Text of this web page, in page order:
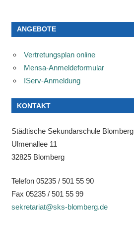
ANGEBOTE
Vertretungsplan online
Mensa-Anmeldeformular
IServ-Anmeldung
KONTAKT
Städtische Sekundarschule Blomberg
Ulmenallee 11
32825 Blomberg
Telefon 05235 / 501 55 90
Fax 05235 / 501 55 99
sekretariat@sks-blomberg.de